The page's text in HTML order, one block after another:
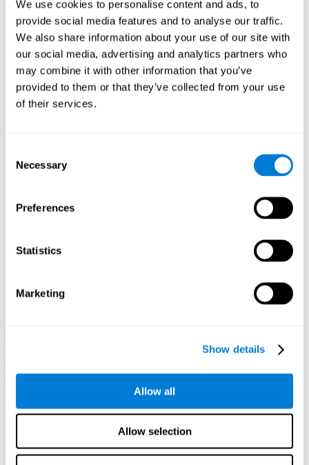
We use cookies to personalise content and ads, to
provide social media features and to analyse our traffic.
We also share information about your use of our site with
our social media, advertising and analytics partners who
may combine it with other information that you’ve
provided to them or that they’ve collected from your use
of their services.
Selection
Necessary
Preferences
Statistics
Marketing
Show details
Allow all
Allow selection
"Trouvez votre animal de compagnie" vous permet d'entraîner
votre perception spatiale et vos capacités auditives tout en
profitant de différents scénarios stimulants.
Comment le jeu mental "Trouvez
votre animal de compagnie"
améliore-t-il mes capacités
cognitives ?
Une stimulation constante de nos capacités peut contribuer à
créer de nouvelles synapses et aider les circuits neuronaux à se
réorganiser et à améliorer les fonctions cognitives. Dans le jeu
les compétences liées à l'inhibition, au balayage visuel et à
3ème SEMAINE
Projection graphique indicative des réseaux neuronaux après 3
semaines.
Que se passe-t-il si je n'entraîne pas
mes capacités cognitives ?